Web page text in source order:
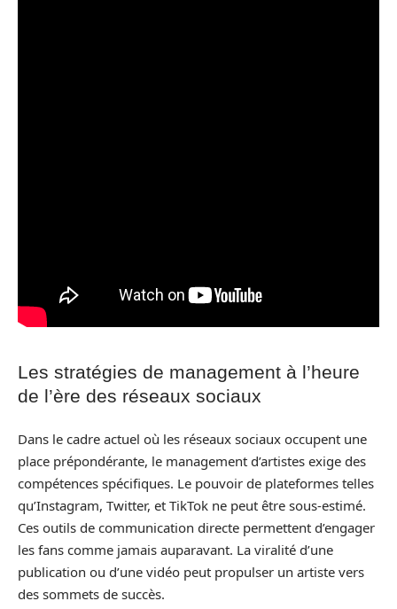
Les stratégies de management à l’heure
de l’ère des réseaux sociaux
Dans le cadre actuel où les réseaux sociaux occupent une
place prépondérante, le management d’artistes exige des
compétences spécifiques. Le pouvoir de plateformes telles
qu’Instagram, Twitter, et TikTok ne peut être sous-estimé.
Ces outils de communication directe permettent d’engager
les fans comme jamais auparavant. La viralité d’une
publication ou d’une vidéo peut propulser un artiste vers
des sommets de succès.